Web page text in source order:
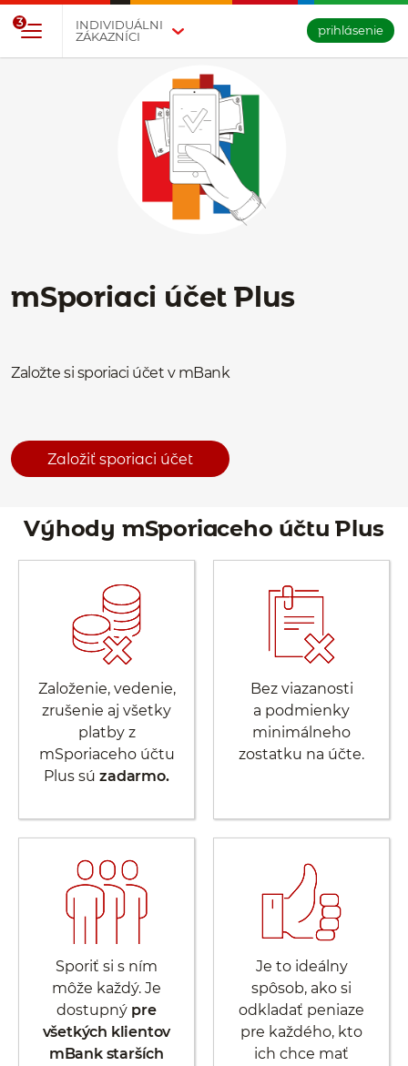
INDIVIDUÁLNI
ZÁKAZNÍCI
3
prihlásenie
mSporiaci účet Plus
Založte si sporiaci účet v mBank
Založiť sporiaci účet
Výhody mSporiaceho účtu Plus
Založenie, vedenie,
zrušenie aj všetky
platby z
mSporiaceho účtu
Plus sú zadarmo.
Bez viazanosti
a podmienky
minimálneho
zostatku na účte.
Sporiť si s ním
môže každý. Je
dostupný pre
všetkých klientov
mBank starších
Je to ideálny
spôsob, ako si
odkladať peniaze
pre každého, kto
ich chce mať